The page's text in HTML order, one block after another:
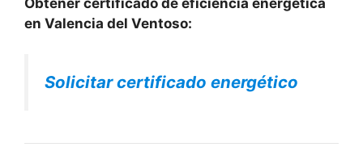
en Valencia del Ventoso:
Solicitar certificado energético